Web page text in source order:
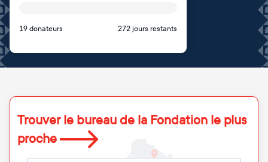
19 donateurs 272 jours restants
Trouver le bureau de la Fondation le plus
proche